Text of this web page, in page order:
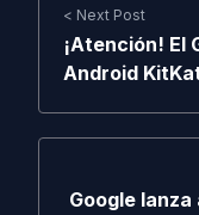
< Next Post
¡Atención! El
Android
Google